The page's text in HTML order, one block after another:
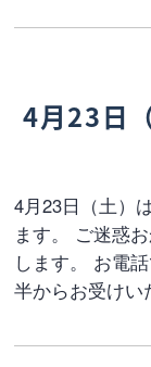
4月23日
4月23日（土）
ます。 ご迷惑
します。 お電
半からお受け